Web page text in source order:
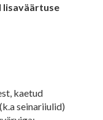
lisaväärtuse
kaetud
seinariiulid)